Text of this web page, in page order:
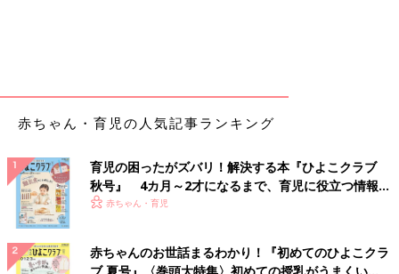
赤ちゃん・育児の人気記事ランキング
育児の困ったがズバリ！解決する本『ひよこクラブ
秋号』 4カ月～2才になるまで、育児に役立つ情報が
いっぱい！
赤ちゃん・育児
赤ちゃんのお世話まるわかり！『初めてのひよこクラ